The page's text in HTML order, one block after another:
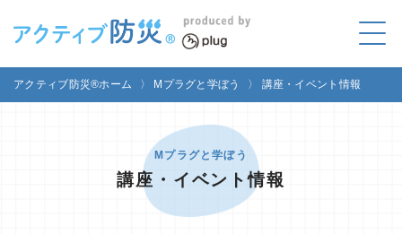
アクティブ防災とは?
家庭でやってみよう
アクティブ防災®ホーム 〉 Mプラグと学ぼう 〉 講座・イベント情報
Mプラグと学ぼう
講座・イベント情報